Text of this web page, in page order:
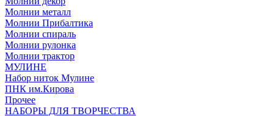
Молнии металл
Молнии Прибалтика
Молнии спираль
Молнии рулонка
Молнии трактор
МУЛИНЕ
Набор ниток Мулине
ПНК им.Кирова
Прочее
НАБОРЫ ДЛЯ ТВОРЧЕСТВА